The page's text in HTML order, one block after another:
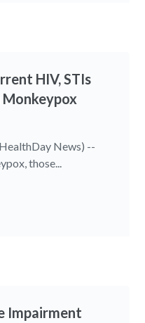
HIV, STIs
Monkeypox
News) --
those...
Impairment